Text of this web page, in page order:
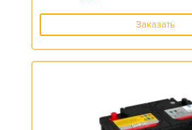
Заказать